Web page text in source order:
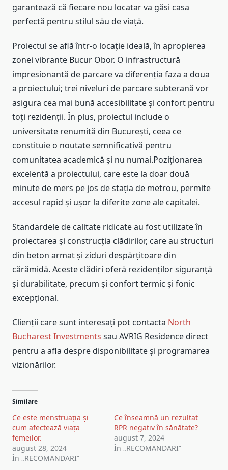
garantează că fiecare nou locatar va găsi casa
perfectă pentru stilul său de viață.
Proiectul se află într-o locație ideală, în apropierea
zonei vibrante Bucur Obor. O infrastructură
impresionantă de parcare va diferenția faza a doua
a proiectului; trei niveluri de parcare subterană vor
asigura cea mai bună accesibilitate și confort pentru
toți rezidenții. În plus, proiectul include o
universitate renumită din București, ceea ce
constituie o noutate semnificativă pentru
comunitatea academică și nu numai.Poziționarea
excelentă a proiectului, care este la doar două
minute de mers pe jos de stația de metrou, permite
accesul rapid și ușor la diferite zone ale capitalei.
Standardele de calitate ridicate au fost utilizate în
proiectarea și construcția clădirilor, care au structuri
din beton armat și ziduri despărțitoare din
cărămidă. Aceste clădiri oferă rezidenților siguranță
și durabilitate, precum și confort termic și fonic
excepțional.
Clienții care sunt interesați pot contacta North
Bucharest Investments sau AVRIG Residence direct
pentru a afla despre disponibilitate și programarea
vizionărilor.
Similare
Ce este menstruația și
cum afectează viața
femeilor.
august 28, 2024
În „RECOMANDARI”
Ce înseamnă un rezultat
RPR negativ în sănătate?
august 7, 2024
În „RECOMANDARI”